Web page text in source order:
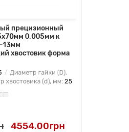
прецизионный
0,005мм к
13мм
хвостовик форма
Диаметр гайки (D),
хвостовика (d), мм:25
4554.00грн